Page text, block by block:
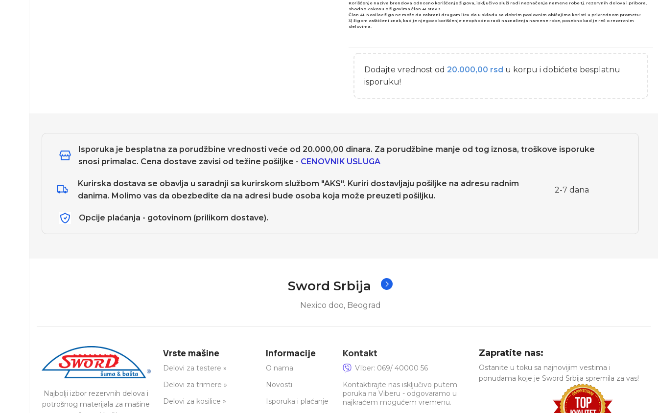
Korišćenje naziva brendova odnosno korišćenje žigova, isključivo služi radi naznačenja namene robe tj. rezervnih delova i pribora,
shodno Zakonu o žigovima član 41 stav 3.
Član 41. Nosilac žiga ne može da zabrani drugom licu da u skladu sa dobrim poslovnim običajima koristi u privrednom prometu:
3) žigom zaštićeni znak, kad je njegovo korišćenje neophodno radi naznačenja namene robe, posebno kad je reč o rezervnim
delovima.
Dodajte vrednost od 20.000,00 rsd u korpu i dobićete besplatnu
isporuku!
Isporuka je besplatna za porudžbine vrednosti veće od 20.000,00 dinara. Za porudžbine manje od tog iznosa, troškove isporuke
snosi primalac. Cena dostave zavisi od težine pošiljke - CENOVNIK USLUGA
Kurirska dostava se obavlja u saradnji sa kurirskom službom "AKS". Kuriri dostavljaju pošiljke na adresu radnim
danima. Molimo vas da obezbedite da na adresi bude osoba koja može preuzeti pošiljku.
2-7 dana
Opcije plaćanja - gotovinom (prilikom dostave).
Sword Srbija
Nexico doo, Beograd
Najbolji izbor rezervnih delova i
potrošnog materijala za mašine
Vrste mašine
Delovi za testere »
Delovi za trimere »
Delovi za kosilice »
Informacije
O nama
Novosti
Isporuka i plaćanje
Kontakt
VIber: 069/ 40000 56
Kontaktirajte nas isključivo putem
poruka na Viberu - odgovaramo u
najkraćem mogućem vremenu.
Zapratite nas:
Ostanite u toku sa najnovijim vestima i
ponudama koje je Sword Srbija spremila za vas!